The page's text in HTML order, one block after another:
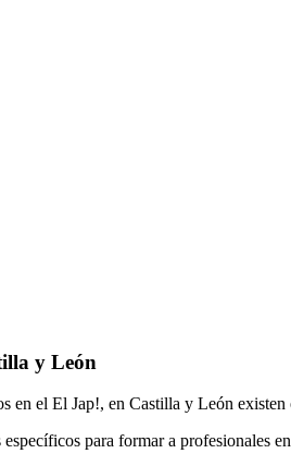
y León
en el El Jap!, en Castilla y León
para formar a profesionales